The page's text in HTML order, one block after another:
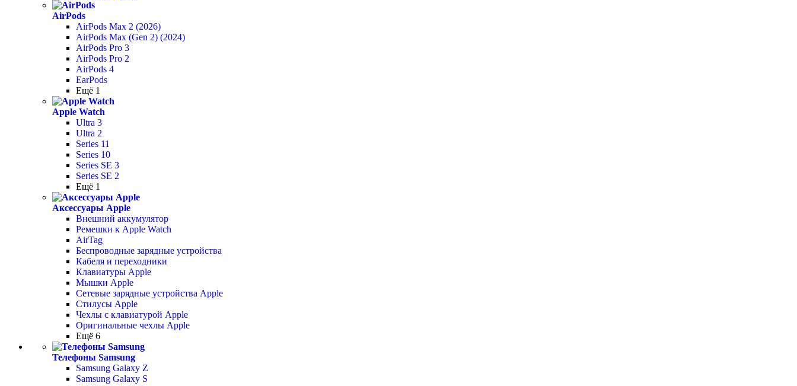
AirPods
AirPods Max 2 (2026)
AirPods Max (Gen 2) (2024)
AirPods Pro 3
AirPods Pro 2
AirPods 4
EarPods
Ещё 1
Apple Watch
Ultra 3
Ultra 2
Series 11
Series 10
Series SE 3
Series SE 2
Ещё 1
Аксессуары Apple
Внешний аккумулятор
Ремешки к Apple Watch
AirTag
Беспроводные зарядные устройства
Кабеля и переходники
Клавиатуры Apple
Мышки Apple
Сетевые зарядные устройства Apple
Стилусы Apple
Чехлы с клавиатурой Apple
Оригинальные чехлы Apple
Ещё 6
Телефоны Samsung
Samsung Galaxy Z
Samsung Galaxy S